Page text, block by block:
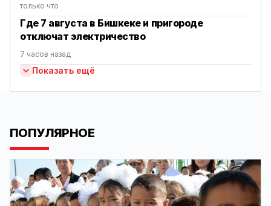
только что
Где 7 августа в Бишкеке и пригороде
отключат электричество
7 часов назад
Показать ещё
ПОПУЛЯРНОЕ